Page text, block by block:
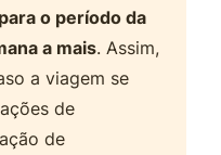
o período da
a mais. Assim,
a viagem se
de
de